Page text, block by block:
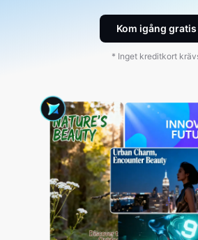
Kom igång gratis
* Inget kreditkort